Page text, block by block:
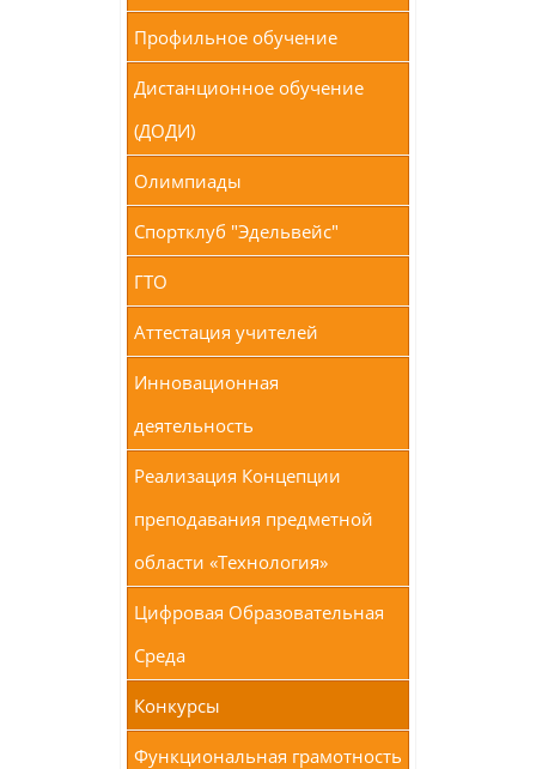
Профильное обучение
Дистанционное обучение
(ДОДИ)
Олимпиады
Спортклуб "Эдельвейс"
ГТО
Аттестация учителей
Инновационная
деятельность
Реализация Концепции
преподавания предметной
области «Технология»
Цифровая Образовательная
Среда
Конкурсы
Функциональная грамотность